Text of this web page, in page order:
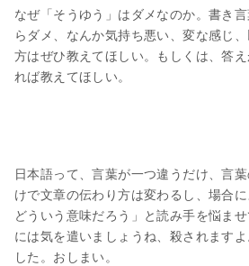
なぜ「そうゆう」はダメなのか。書き
らダメ、なんか気持ち悪い、変な感じ
方はぜひ教えてほしい。もしくは、答
れば教えてほしい。
日本語って、言葉が一つ違うだけ、言
けで文章の伝わり方は変わるし、場合
どういう意味だろう」と読み手を悩ま
には気を遣いましょうね、殺されます
した。おしまい。